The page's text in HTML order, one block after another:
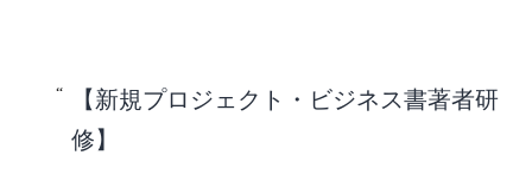
【新規プロジェクト・ビジネス書著者研
修】